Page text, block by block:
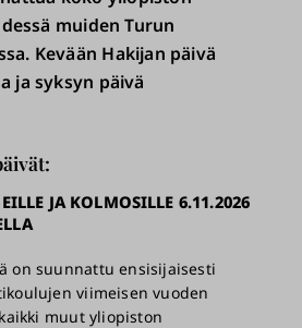
muiden Turun
Kevään Hakijan päivä
ja syksyn päivä
JA KOLMOSILLE 6.11.2026
on suunnattu ensisijaisesti
viimeisen vuoden
muut yliopiston